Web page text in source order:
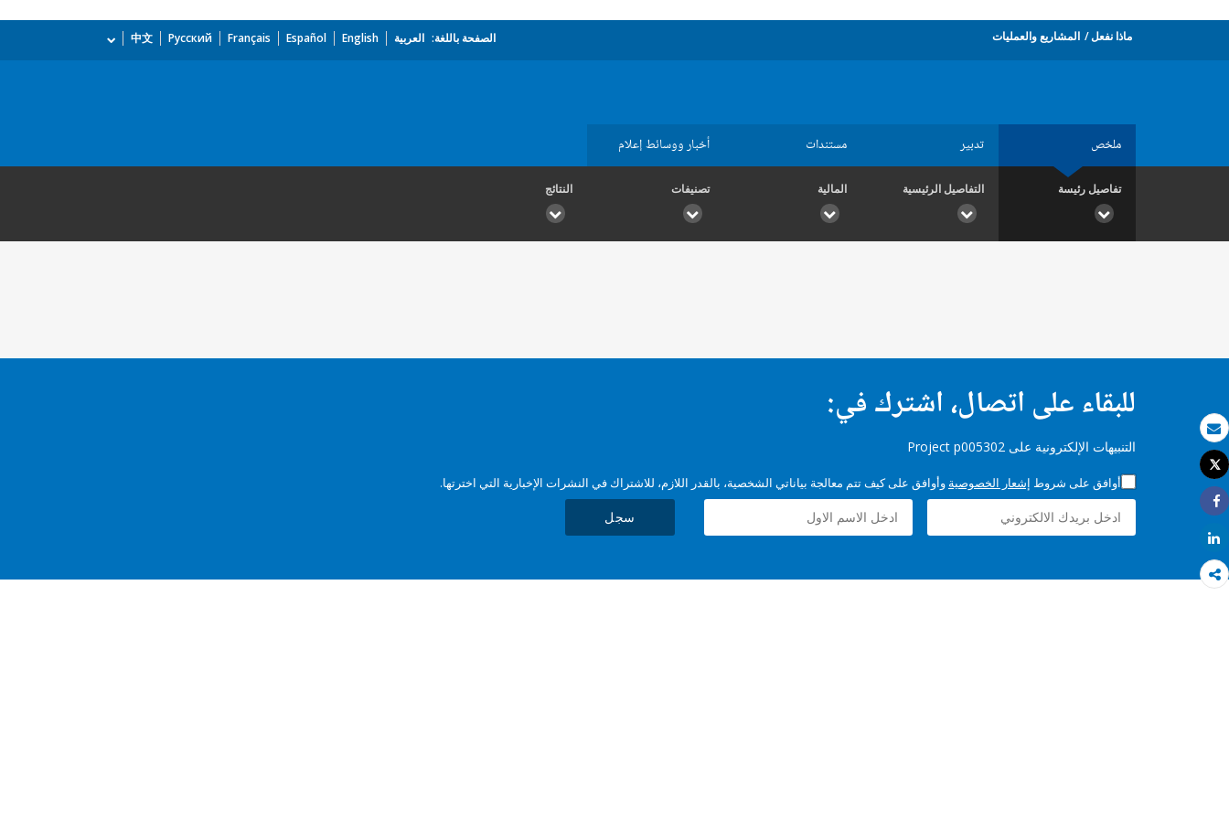
بريد الكتروني
طباعة
Tweet
Share
Share
ماذا نفعل المشاريع والعمليات الصفحة باللغة: العربية English
Español
Français
Русский
中文
ملخص تدبير مستندات أخبار ووسائط إعلام
تفاصيل رئيسة التفاصيل الرئيسية المالية تصنيفات النتائج
للبقاء على اتصال، اشترك في:
التنبيهات الإلكترونية على Project p005302
أوافق على شروط إشعار الخصوصية وأوافق على كيف تتم معالجة بياناتي الشخصية، بالقدر اللازم، للاشتراك في النشرات الإخبارية التي اخترتها.
سجل